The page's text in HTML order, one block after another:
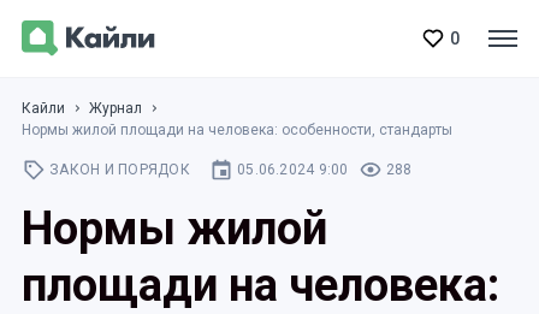
0
Кайли
Журнал
Нормы жилой площади на человека: особенности, стандарты
ЗАКОН И ПОРЯДОК 05.06.2024 9:00 288
Нормы жилой
площади на человека: